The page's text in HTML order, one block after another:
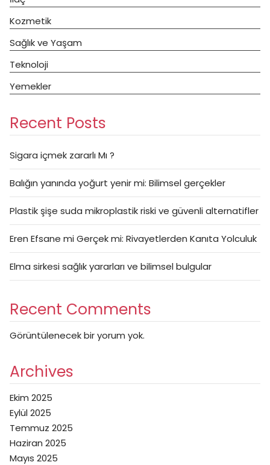
Kozmetik
Sağlık ve Yaşam
Teknoloji
Yemekler
Recent Posts
Sigara içmek zararlı Mı ?
Balığın yanında yoğurt yenir mi: Bilimsel gerçekler
Plastik şişe suda mikroplastik riski ve güvenli alternatifler
Eren Efsane mi Gerçek mi: Rivayetlerden Kanıta Yolculuk
Elma sirkesi sağlık yararları ve bilimsel bulgular
Recent Comments
Görüntülenecek bir yorum yok.
Archives
Ekim 2025
Eylül 2025
Temmuz 2025
Haziran 2025
Mayıs 2025